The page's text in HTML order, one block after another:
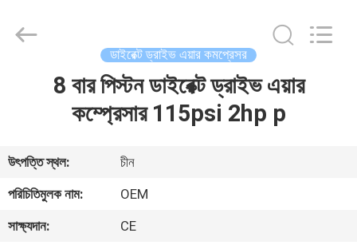
আমাদের
সম্পর্কে
Machinery
ডাইরেক্ট ড্রাইভ এয়ার কমপ্রেসর
8 বার পিস্টন ডাইরেক্ট ড্রাইভ এয়ার
কম্প্রেসার 115psi 2hp p
উৎপত্তি স্থল:
চীন
পরিচিতিমুলক নাম:
OEM
সাক্ষ্যদান:
CE